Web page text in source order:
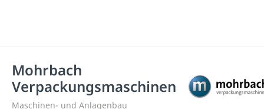
Mohrbach
Verpackungsmaschinen
Maschinen- und Anlagenbau